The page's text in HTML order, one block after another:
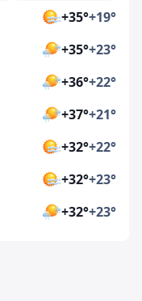
+35°+19°
+35°+23°
+36°+22°
+37°+21°
+32°+22°
+32°+23°
+32°+23°